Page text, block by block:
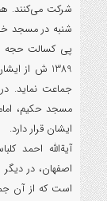
شنبه در مسجد
پی کسالت حجه
1389 ش از
جماعت نماید.
مسجد حکیم،
ایشان قرار دارد.
آیةالله احمد
اصفهان، در
است که از آن